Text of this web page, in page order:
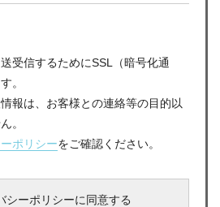
受信するためにSSL（暗号化通
。
報は、お客様との連絡等の目的以
。
ポリシーをご確認ください。
シーポリシーに同意する